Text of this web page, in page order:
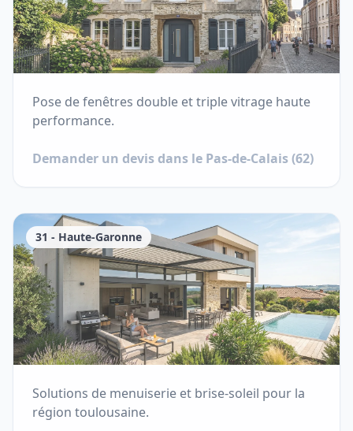
Pose de fenêtres double et triple vitrage haute
performance.
Demander un devis dans le Pas-de-Calais(62)
31 - Haute-Garonne
Solutions de menuiserie et brise-soleil pour la
région toulousaine.